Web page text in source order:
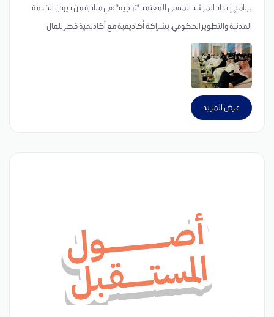
برنامج إعداد المرشد المهني المعتمد "توجيه" هي مبادرة من ديوان الخدمة
المدنية والتطوير الحكومي، بشراكة أكاديمية مع أكاديمية قطر للمال
والأعمال ووزارة التربية والتعليم والتعليم العالي، ويختص بتدريب المرشدين
المهنيين، وتزويد المتخصصين في هذا المجال بالمعرفة والمهارات اللازمة؛
لتقديم خدمات إرشادية تساعد الأفراد على تطوير مسيرتهم المهنية.
عرض المزيد